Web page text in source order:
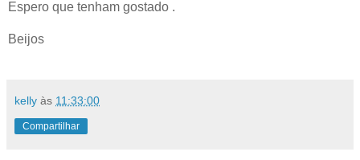
Espero que tenham gostado .
Beijos
kelly às 11:33:00
Compartilhar